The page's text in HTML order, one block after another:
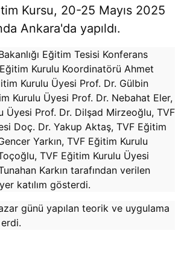
Kursu, 20-25 Mayıs 2025
Ankara'da yapıldı.
Eğitim Tesisi Konferans
Kurulu Koordinatörü Ahmet
Kurulu Üyesi Prof. Dr. Gülbin
Kurulu Üyesi Prof. Dr. Nebahat Eler,
Üyesi Prof. Dr. Dilşad Mirzeoğlu, TVF
Doç. Dr. Yakup Aktaş, TVF Eğitim
Yarkın, TVF Eğitim Kurulu
TVF Eğitim Kurulu Üyesi
Karkın tarafından verilen
katılım gösterdi.
günü yapılan teorik ve uygulama